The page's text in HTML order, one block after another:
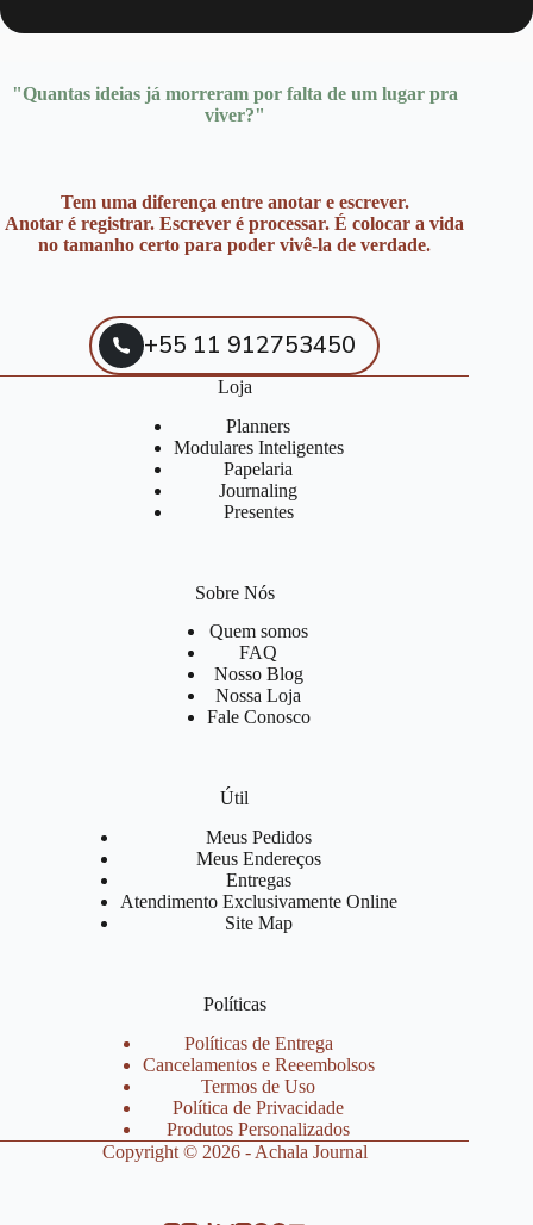
"Quantas ideias já morreram por falta de um lugar pra
viver?"
Tem uma diferença entre anotar e escrever.
Anotar é registrar. Escrever é processar. É colocar a vida
no tamanho certo para poder vivê-la de verdade.
+55 11 912753450
Loja
Planners
Modulares Inteligentes
Papelaria
Journaling
Presentes
Sobre Nós
Quem somos
FAQ
Nosso Blog
Nossa Loja
Fale Conosco
Útil
Meus Pedidos
Meus Endereços
Entregas
Atendimento Exclusivamente Online
Site Map
Políticas
Políticas de Entrega
Cancelamentos e Reeembolsos
Termos de Uso
Política de Privacidade
Produtos Personalizados
Copyright © 2026 - Achala Journal